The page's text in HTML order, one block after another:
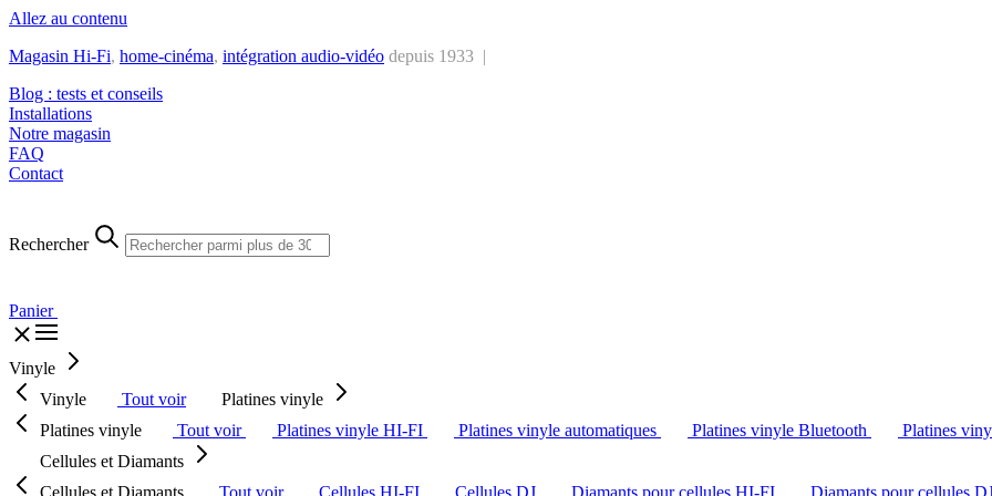
Allez au contenu
Magasin Hi-Fi, home-cinéma, intégration audio-vidéo depuis 1933 |
Blog : tests et conseils
Installations
Notre magasin
FAQ
Contact
Rechercher
Panier
Vinyle
Vinyle
Tout voir
Platines vinyle
Platines vinyle
Tout voir Platines vinyle HI-FI Platines vinyle automatiques Platines vinyle Bluetooth
Platines
Cellules et Diamants
Cellules et Diamants
Tout voir Cellules HI-FI Cellules DJ Diamants pour cellules HI-FI
Diamants pour cellules